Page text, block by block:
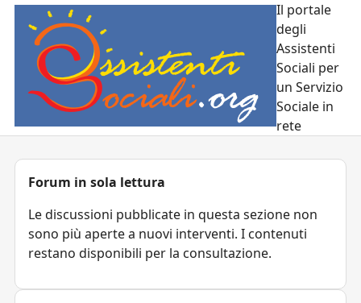
Il portale
degli
Assistenti
Sociali per
un Servizio
Sociale in
rete
Forum in sola lettura
Le discussioni pubblicate in questa sezione non
sono più aperte a nuovi interventi. I contenuti
restano disponibili per la consultazione.